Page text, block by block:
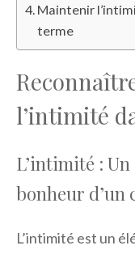
Maintenir
terme
l’intimité
L’intimité :
bonheur d’un
L’intimité est un